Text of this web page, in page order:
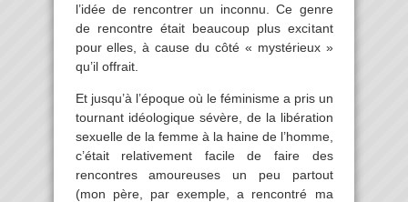
l’idée de rencontrer un inconnu. Ce genre
de rencontre était beaucoup plus excitant
pour elles, à cause du côté « mystérieux »
qu’il offrait.
Et jusqu’à l’époque où le féminisme a pris un
tournant idéologique sévère, de la libération
sexuelle de la femme à la haine de l’homme,
c’était relativement facile de faire des
rencontres amoureuses un peu partout
(mon père, par exemple, a rencontré ma